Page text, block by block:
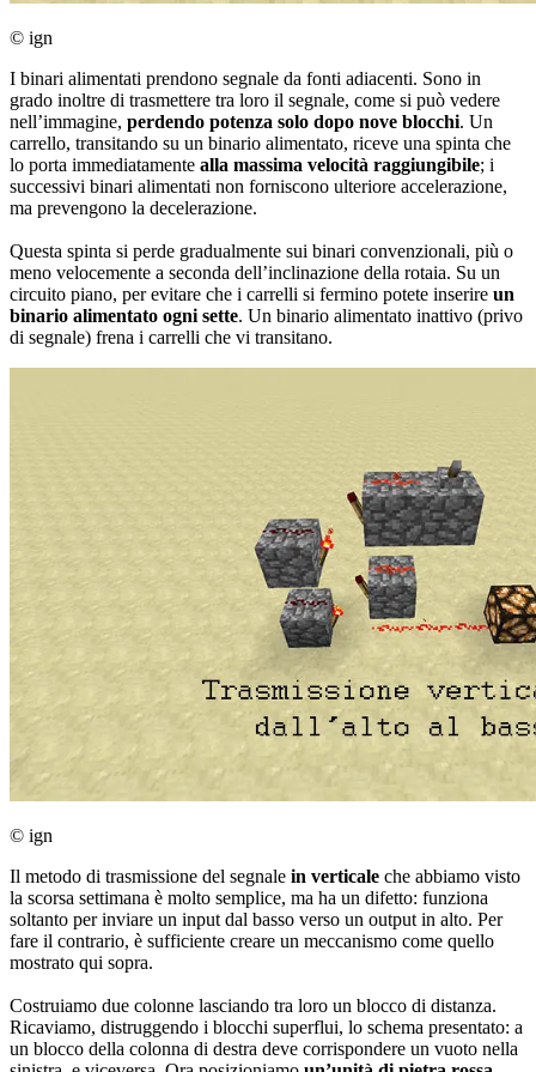
© ign
I binari alimentati prendono segnale da fonti adiacenti. Sono in
grado inoltre di trasmettere tra loro il segnale, come si può vedere
nell’immagine, perdendo potenza solo dopo nove blocchi. Un
carrello, transitando su un binario alimentato, riceve una spinta che
lo porta immediatamente alla massima velocità raggiungibile; i
successivi binari alimentati non forniscono ulteriore accelerazione,
ma prevengono la decelerazione.
Questa spinta si perde gradualmente sui binari convenzionali, più o
meno velocemente a seconda dell’inclinazione della rotaia. Su un
circuito piano, per evitare che i carrelli si fermino potete inserire un
binario alimentato ogni sette. Un binario alimentato inattivo (privo
di segnale) frena i carrelli che vi transitano.
© ign
Il metodo di trasmissione del segnale in verticale che abbiamo visto
la scorsa settimana è molto semplice, ma ha un difetto: funziona
soltanto per inviare un input dal basso verso un output in alto. Per
fare il contrario, è sufficiente creare un meccanismo come quello
mostrato qui sopra.
Costruiamo due colonne lasciando tra loro un blocco di distanza.
Ricaviamo, distruggendo i blocchi superflui, lo schema presentato: a
un blocco della colonna di destra deve corrispondere un vuoto nella